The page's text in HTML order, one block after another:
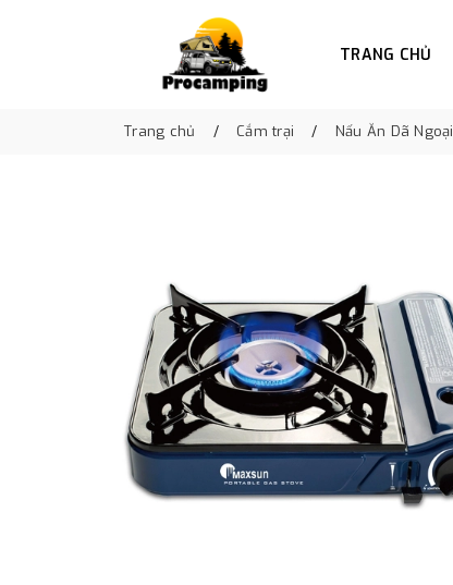
TRANG CHỦ
Trang chủ Cắm trại Nấu Ăn Dã Ngoại